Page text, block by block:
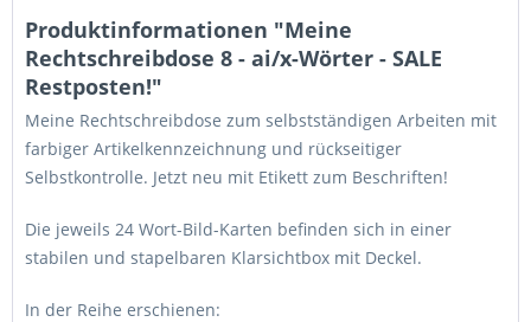
Produktinformationen "Meine
Rechtschreibdose 8 - ai/x-Wörter - SALE
Restposten!"
Meine Rechtschreibdose zum selbstständigen Arbeiten mit
farbiger Artikelkennzeichnung und rückseitiger
Selbstkontrolle. Jetzt neu mit Etikett zum Beschriften!
Die jeweils 24 Wort-Bild-Karten befinden sich in einer
stabilen und stapelbaren Klarsichtbox mit Deckel.
In der Reihe erschienen: